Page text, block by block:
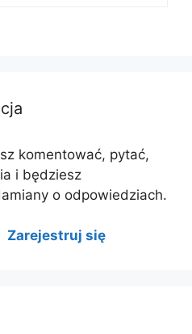
komentować, pytać,
i będziesz
o odpowiedziach.
Zarejestruj się